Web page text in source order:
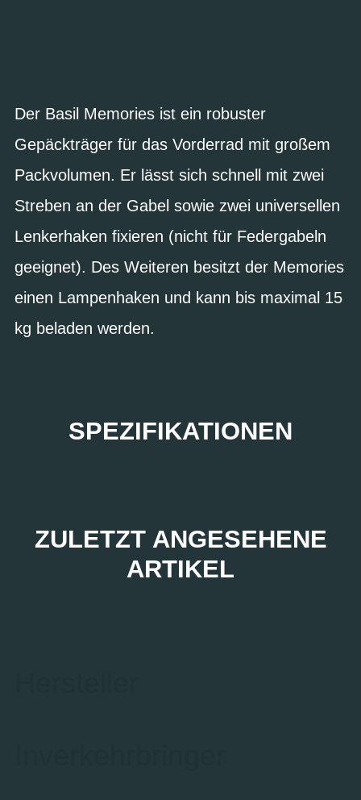
Der Basil Memories ist ein robuster
Gepäckträger für das Vorderrad mit großem
Packvolumen. Er lässt sich schnell mit zwei
Streben an der Gabel sowie zwei universellen
Lenkerhaken fixieren (nicht für Federgabeln
geeignet). Des Weiteren besitzt der Memories
einen Lampenhaken und kann bis maximal 15
kg beladen werden.
SPEZIFIKATIONEN
ZULETZT ANGESEHENE
ARTIKEL